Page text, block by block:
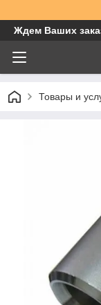
Ждем Ваших
Товары и